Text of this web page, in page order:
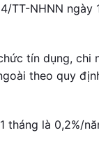
TT-NHNN ngày
tín dụng, chi
theo quy
tháng là 0,2%/